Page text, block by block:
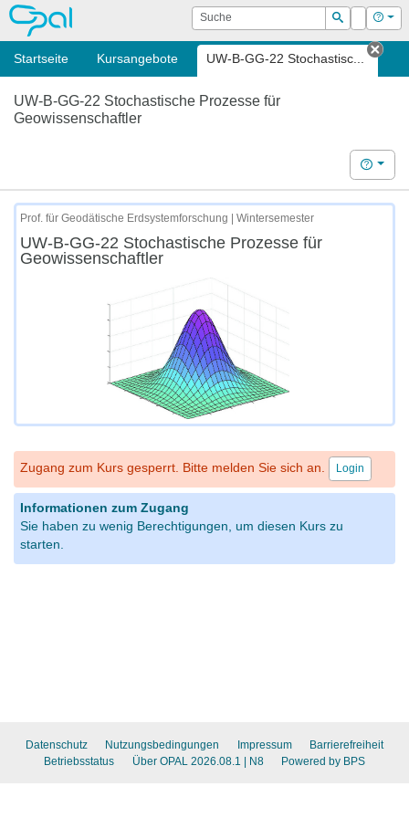
OPAL Suche
Suchen
Login Hilfe
Startseite Kursangebote UW-B-GG-22 Stochastisc...
Tab
UW-B-GG-22 Stochastische Prozesse für
Geowissenschaftler
Hilfe
Prof. für Geodätische Erdsystemforschung | Wintersemester
UW-B-GG-22 Stochastische Prozesse für
Geowissenschaftler
Zugang zum Kurs gesperrt. Bitte melden Sie sich an. Login
Informationen zum Zugang
Sie haben zu wenig Berechtigungen, um diesen Kurs zu
starten.
Datenschutz Nutzungsbedingungen Impressum
Barrierefreiheit
Betriebsstatus
Über OPAL 2026.08.1 | N8 Powered by BPS